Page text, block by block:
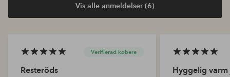
Vis alle anmeldelser (6)
Verifierad købere
Resteröds Hyggelig